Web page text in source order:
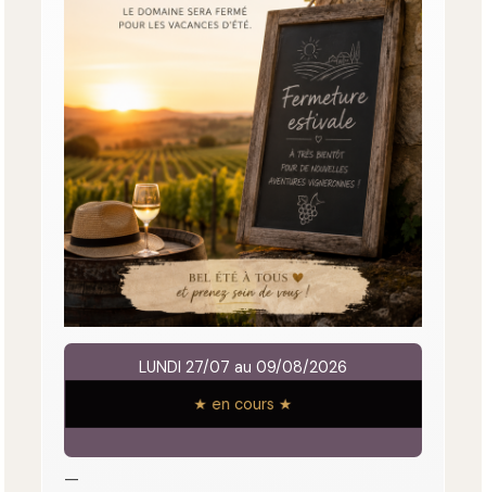
LUNDI 27/07 au 09/08/2026
★ en cours ★
—